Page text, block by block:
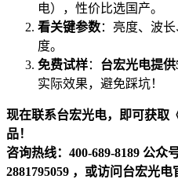
电），性价比选国产。
看关键参数：亮度、波
度。
免费试样： 台宏光电提
实际效果，避免踩坑！
现在联系台宏光电，即可获取
品！
咨询热线：400-689-8189 公众
2881795059 ，或访问台宏光电